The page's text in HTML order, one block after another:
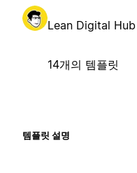
Lean Digital Hub
14개의 템플릿
템플릿 설명